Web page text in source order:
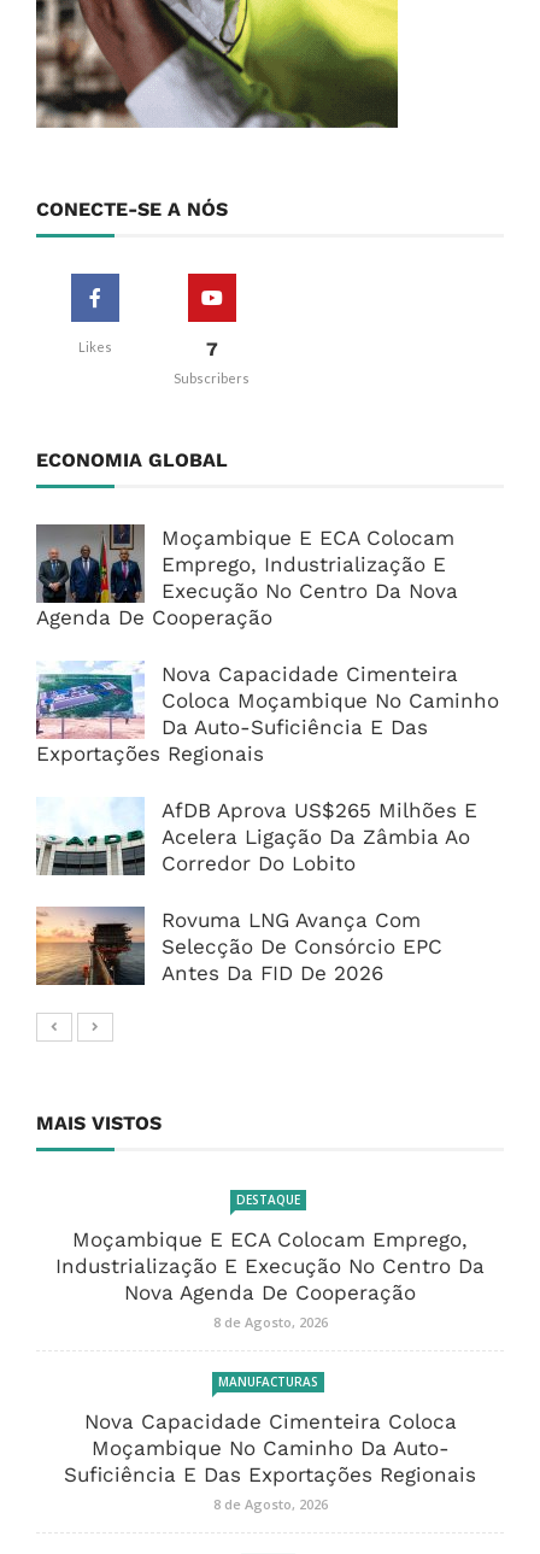
CONECTE-SE A NÓS
Likes 7
Subscribers
ECONOMIA GLOBAL
Moçambique E ECA Colocam
Emprego, Industrialização E
Execução No Centro Da Nova
Agenda De Cooperação
Nova Capacidade Cimenteira
Coloca Moçambique No Caminho
Da Auto-Suficiência E Das
Exportações Regionais
AfDB Aprova US$265 Milhões E
Acelera Ligação Da Zâmbia Ao
Corredor Do Lobito
Rovuma LNG Avança Com
Selecção De Consórcio EPC
Antes Da FID De 2026
MAIS VISTOS
DESTAQUE
Moçambique E ECA Colocam Emprego,
Industrialização E Execução No Centro Da
Nova Agenda De Cooperação
8 de Agosto, 2026
MANUFACTURAS
Nova Capacidade Cimenteira Coloca
Moçambique No Caminho Da Auto-
Suficiência E Das Exportações Regionais
8 de Agosto, 2026